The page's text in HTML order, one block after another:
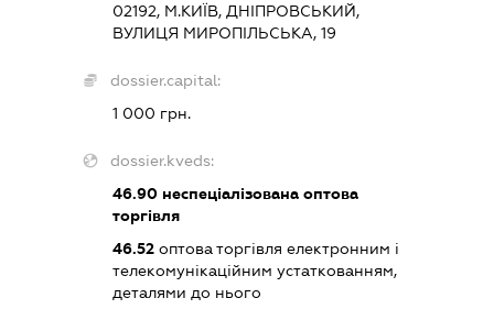
02192, М.КИЇВ, ДНІПРОВСЬКИЙ,
ВУЛИЦЯ МИРОПІЛЬСЬКА, 19
dossier.capital:
1 000 грн.
dossier.kveds:
46.90 неспеціалізована оптова
торгівля
46.52 оптова торгівля електронним і
телекомунікаційним устаткованням,
деталями до нього